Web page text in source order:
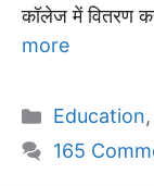
कॉलेज में वितरण
more
Categories
Education,
165